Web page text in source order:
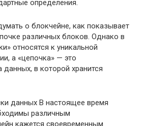
определения.
о блокчейне, как показывает
различных блоков. Однако в
относятся к уникальной
а «цепочка» — это
в которой хранится
данных В настоящее время
различным
кажется своевременным